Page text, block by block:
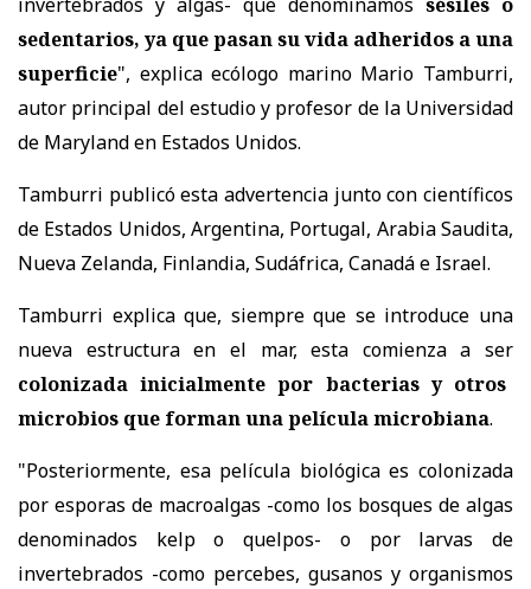
sedentarios, ya que pasan su vida adheridos a una
superficie", explica ecólogo marino Mario Tamburri,
autor principal del estudio y profesor de la Universidad
de Maryland en Estados Unidos.
Tamburri publicó esta advertencia junto con científicos
de Estados Unidos, Argentina, Portugal, Arabia Saudita,
Nueva Zelanda, Finlandia, Sudáfrica, Canadá e Israel.
Tamburri explica que, siempre que se introduce una
nueva estructura en el mar, esta comienza a ser
colonizada inicialmente por bacterias y otros
microbios que forman una película microbiana.
"Posteriormente, esa película biológica es colonizada
por esporas de macroalgas -como los bosques de algas
denominados kelp o quelpos- o por larvas de
invertebrados -como percebes, gusanos y organismos